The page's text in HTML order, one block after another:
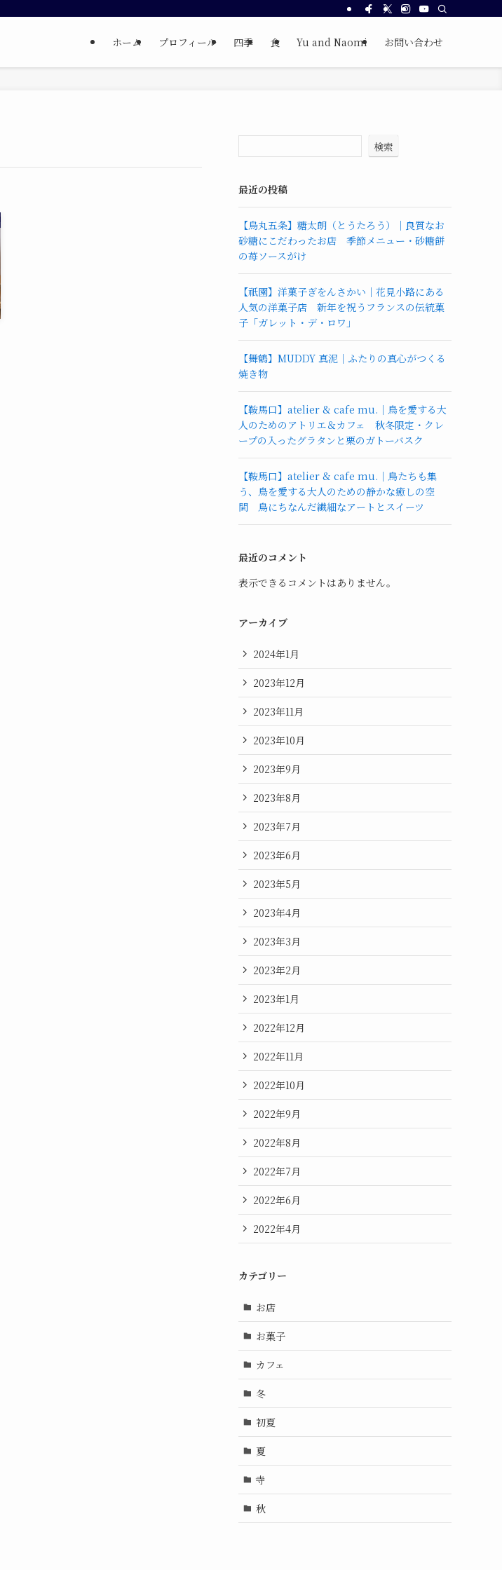
ホーム プロフィール 四季 食 Yu and Naomi お問い合わせ
検索
最近の投稿
【烏丸五条】糖太朗（とうたろう）｜良質なお
砂糖にこだわったお店 季節メニュー・砂糖餅
の苺ソースがけ
【祇園】洋菓子ぎをんさかい｜花見小路にある
人気の洋菓子店 新年を祝うフランスの伝統菓
子「ガレット・デ・ロワ」
【舞鶴】MUDDY 真泥｜ふたりの真心がつくる
焼き物
【鞍馬口】atelier & cafe mu.｜鳥を愛する大
人のためのアトリエ＆カフェ 秋冬限定・クレ
ープの入ったグラタンと栗のガトーバスク
【鞍馬口】atelier & cafe mu.｜鳥たちも集
う、鳥を愛する大人のための静かな癒しの空
間 鳥にちなんだ繊細なアートとスイーツ
最近のコメント
表示できるコメントはありません。
アーカイブ
2024年1月
2023年12月
2023年11月
2023年10月
2023年9月
2023年8月
2023年7月
2023年6月
2023年5月
2023年4月
2023年3月
2023年2月
2023年1月
2022年12月
2022年11月
2022年10月
2022年9月
2022年8月
2022年7月
2022年6月
2022年4月
カテゴリー
お店
お菓子
カフェ
冬
初夏
夏
寺
秋